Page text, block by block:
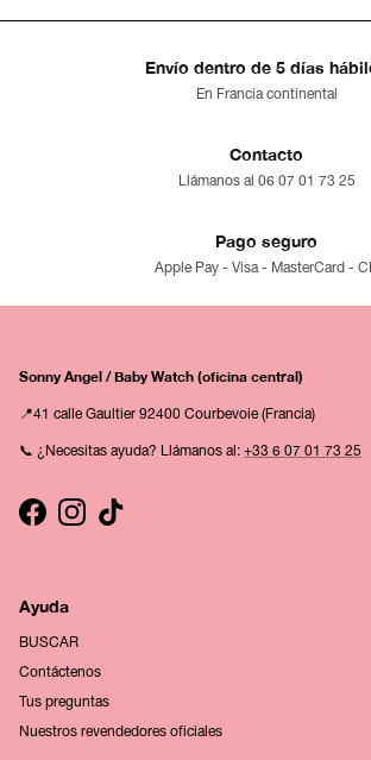
Envío dentro de 5 días
En Francia continental
Contacto
Llámanos al 06 07 01 73 25
Pago seguro
Apple Pay - Visa - MasterCard -
Sonny Angel / Baby Watch (oficina central)
📍41 calle Gaultier 92400 Courbevoie (Francia)
📞 ¿Necesitas ayuda? Llámanos al: +33 6 07 01 73 25
Facebook
Instagram
TikTok
Ayuda
BUSCAR
Contáctenos
Tus preguntas
Nuestros revendedores oficiales